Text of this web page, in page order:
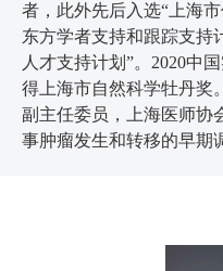
者，此外先后入选“上海
东方学者支持和跟踪支持
人才支持计划”。2020中
得上海市自然科学牡丹奖
副主任委员，上海医师协
事肿瘤发生和转移的早期